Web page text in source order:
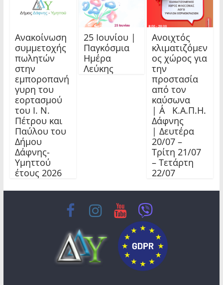
Ανακοίνωση
συμμετοχής
πωλητών
στην
εμποροπανή
γυρη του
εορτασμού
του Ι. Ν.
Πέτρου και
Παύλου του
Δήμου
Δάφνης-
Υμηττού
έτους 2026
25 Ιουνίου |
Παγκόσμια
Ημέρα
Λεύκης
Ανοιχτός
κλιματιζόμεν
ος χώρος για
την
προστασία
από τον
καύσωνα
| Α΄ Κ.Α.Π.Η.
Δάφνης
| Δευτέρα
20/07 –
Τρίτη 21/07
– Τετάρτη
22/07